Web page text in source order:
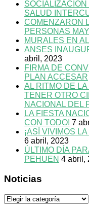
SALUD
COMENZARON
PERSONAS
MURALES EN
ANSES
abril, 2023
FIRMA DE
PLAN ACCESAR
AL RITMO DE
TENER OTRO
NACIONAL DEL
LA FIESTA
CON TODO! 7
¡ASÍ VIVIMOS
6 abril, 2023
ÚLTIMO DÍA
PEHUEN 4 abril,
Noticias
Noticias